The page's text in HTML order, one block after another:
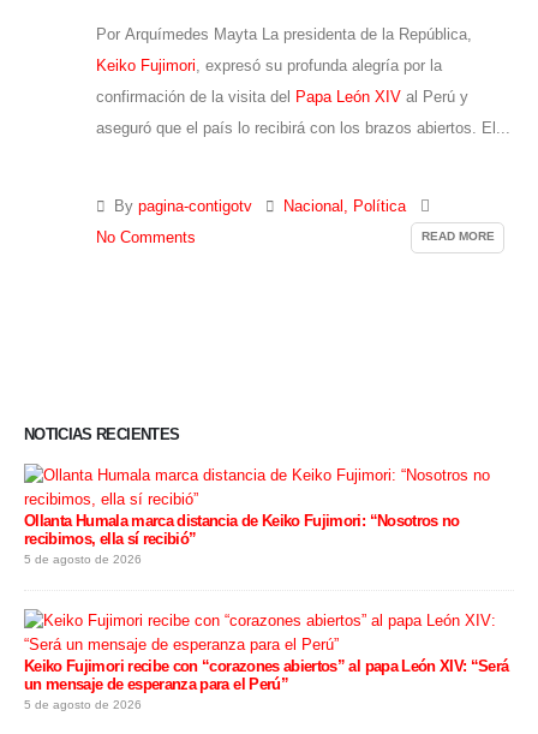
Por Arquímedes Mayta La presidenta de la República,
Keiko Fujimori, expresó su profunda alegría por la
confirmación de la visita del Papa León XIV al Perú y
aseguró que el país lo recibirá con los brazos abiertos. El...
By pagina-contigotv Nacional
Política
No Comments
READ MORE
NOTICIAS RECIENTES
Ollanta Humala marca distancia de Keiko Fujimori: “Nosotros no
recibimos, ella sí recibió”
5 de agosto de 2026
Keiko Fujimori recibe con “corazones abiertos” al papa León XIV: “Será
un mensaje de esperanza para el Perú”
5 de agosto de 2026